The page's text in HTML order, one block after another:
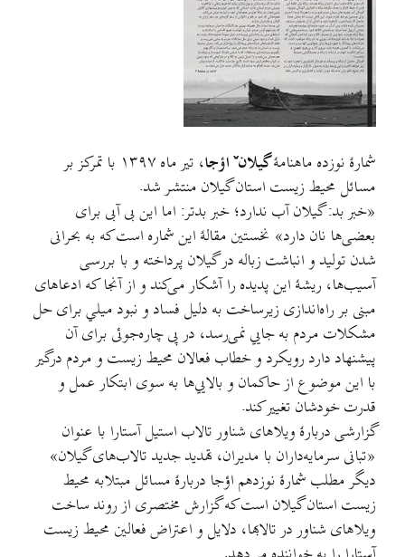
شمارۀ نوزده ماهنامۀگیلانˇ اؤجا
، تیر ماه ۱۳۹۷ با تمرکز بر
مسائل محیط زیست استان گیلان منتشر شد.
«خبر بد: گیلان آب ندارد؛ خبر بدتر: اما این بی آبی برای
بعضی‌ها نان دارد» نخستین مقالۀ این شماره است که به بحرانی
شدن تولید و انباشت زباله در گیلان پرداخته و با بررسی
آسیب‌ها، ریشۀ این پدیده را آشکار می‌کند و از آنجا که ادعاهای
مبنی بر راه‌اندازی زيرساخت به دليل فساد و نبود ميلي برای حل
مشکلات مردم به جايي نمی‌رسد، در پی چاره‌جوئی برای آن
پیشنهاد دارد رویکرد و خطاب فعالان محیط زیست و مردم درگیر
با این موضوع از حاکمان و بالایي‌ها به سوی ابتکار عمل و
قدرت خودشان تغییر کند.
گزارشی دربارۀ ویلاهای شناور تالاب استیل آستارا با عنوان
«تبانی سرمایه‌داران با مدیران، تهدید جدید تالاب‌های گیلان»
دیگر مطلب شمارۀ نوزدهم اؤجا دربارۀ مسائل مبتلابه محیط
زیست استان گیلان است که گزارش مختصری از روند ساخت
ویلاهای شناور در تالابها، دلایل و اعتراض فعالین محیط زیست